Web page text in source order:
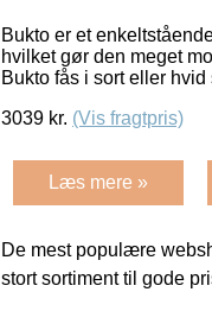
Bukto er et
hvilket gør den meget
Bukto fås i sort eller hvid
3039 kr. (Vis fragtpris)
Læs mere »
De mest populære
stort sortiment til gode